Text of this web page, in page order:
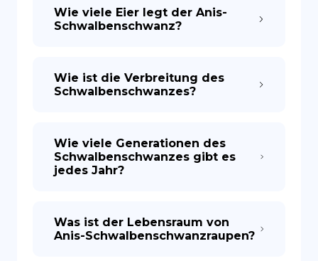
Wie viele Eier legt der Anis-
Schwalbenschwanz?
Wie ist die Verbreitung des
Schwalbenschwanzes?
Wie viele Generationen des
Schwalbenschwanzes gibt es
jedes Jahr?
Was ist der Lebensraum von
Anis-Schwalbenschwanzraupen?